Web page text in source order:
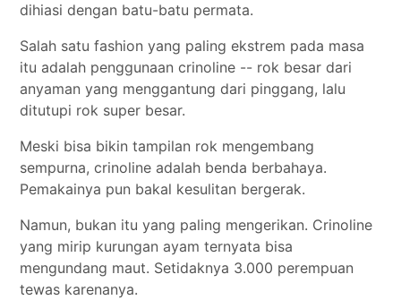
dihiasi dengan batu-batu permata.
Salah satu fashion yang paling ekstrem pada masa
itu adalah penggunaan crinoline -- rok besar dari
anyaman yang menggantung dari pinggang, lalu
ditutupi rok super besar.
Meski bisa bikin tampilan rok mengembang
sempurna, crinoline adalah benda berbahaya.
Pemakainya pun bakal kesulitan bergerak.
Namun, bukan itu yang paling mengerikan. Crinoline
yang mirip kurungan ayam ternyata bisa
mengundang maut. Setidaknya 3.000 perempuan
tewas karenanya.